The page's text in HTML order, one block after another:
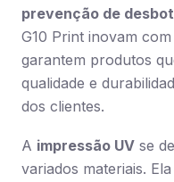
prevenção de
G10 Print inovam
garantem produtos
qualidade e
dos clientes.
A impressão UV se
variados materiais.